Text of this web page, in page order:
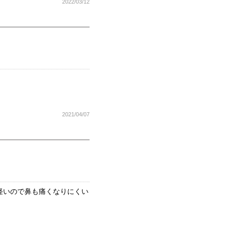
2022/03/12
2021/04/07
ので鼻も痛くなりにくい